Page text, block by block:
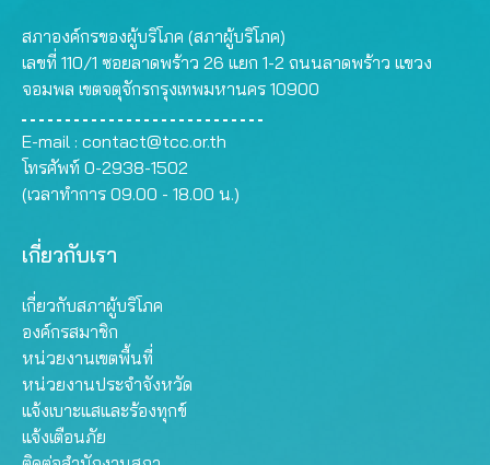
สภาองค์กรของผู้บริโภค (สภาผู้บริโภค)
เลขที่ 110/1 ซอยลาดพร้าว 26 แยก 1-2 ถนนลาดพร้าว แขวง
จอมพล เขตจตุจักรกรุงเทพมหานคร 10900
E-mail : contact@tcc.or.th
โทรศัพท์ 0-2938-1502
(เวลาทำการ 09.00 - 18.00 น.)
เกี่ยวกับเรา
เกี่ยวกับสภาผู้บริโภค
องค์กรสมาชิก
หน่วยงานเขตพื้นที่
หน่วยงานประจำจังหวัด
แจ้งเบาะแสและร้องทุกข์
แจ้งเตือนภัย